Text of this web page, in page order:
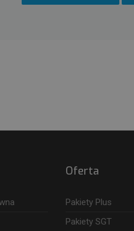
Oferta
Pakiety Plus
Pakiety SGT